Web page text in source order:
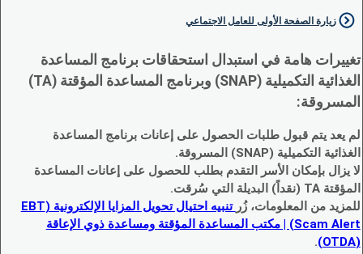
زيارة الصفحة الأولى للعامل الاجتماعي
تغييرات هامة في استبدال استحقاقات برنامج المساعدة
الغذائية التكميلية (SNAP) وبرنامج المساعدة المؤقتة (TA)
المسروقة:
لم يعد يتم قبول طلبات الحصول على إعانات برنامج المساعدة
الغذائية التكميلية (SNAP) المسروقة.
لا يزال بإمكان الأسر التقدم بطلب للحصول على إعانات المساعدة
المؤقتة TA (نقداً) البديلة التي سُرقت.
للمزيد من المعلومات، زُر
تنبيه احتيال تحويل المزايا الإلكترونية (EBT
Scam Alert) | مكتب المساعدة المؤقتة ومساعدة ذوي الإعاقة
(OTDA)
.